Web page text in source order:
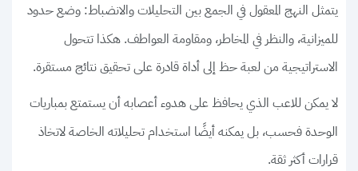
يتمثل النهج المعقول في الجمع بين التحليلات والانضباط: وضع حدود
للميزانية، والنظر في المخاطر، ومقاومة العواطف. هكذا تتحول
الاستراتيجية من لعبة حظ إلى أداة قادرة على تحقيق نتائج مستقرة.
لا يمكن للاعب الذي يحافظ على هدوء أعصابه أن يستمتع بمباريات
الوحدة فحسب، بل يمكنه أيضًا استخدام تحليلاته الخاصة لاتخاذ
قرارات أكثر ثقة.